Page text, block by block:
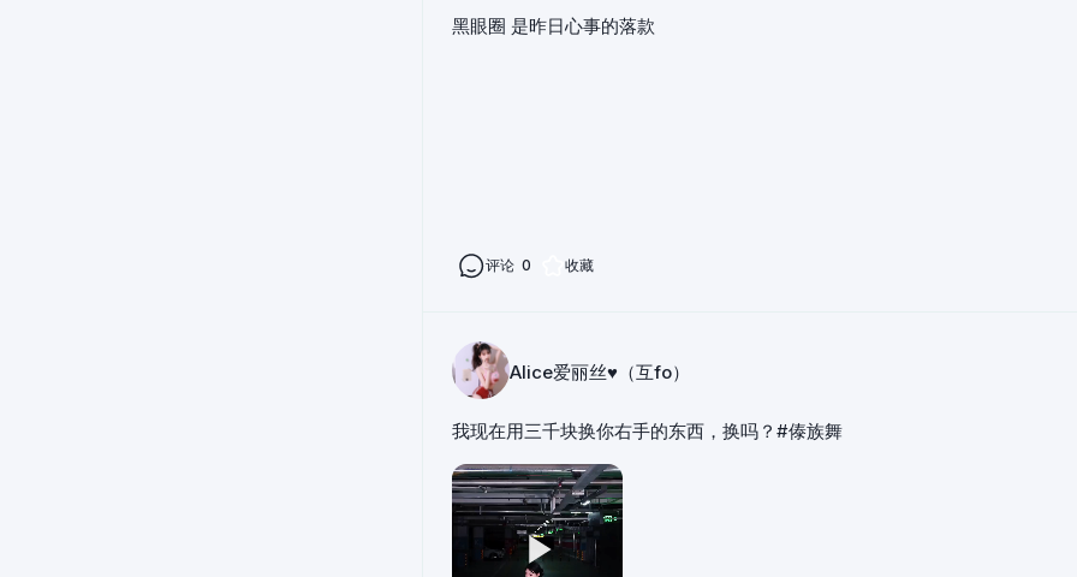
黑眼圈 是昨日心事的落款
评论 0 收藏
Alice爱丽丝♥（互fo）
我现在用三千块换你右手的东西，换吗？#傣族舞